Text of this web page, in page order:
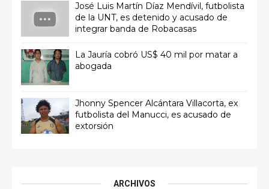
José Luis Martín Díaz Mendívil, futbolista
de la UNT, es detenido y acusado de
integrar banda de Robacasas
La Jauría cobró US$ 40 mil por matar a
abogada
Jhonny Spencer Alcántara Villacorta, ex
futbolista del Manucci, es acusado de
extorsión
ARCHIVOS